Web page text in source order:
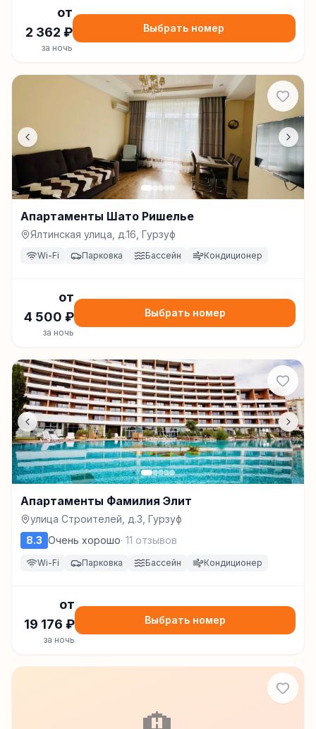
от
2 362 ₽
за ночь
Выбрать номер
Апартаменты Шато Ришелье
Ялтинская улица, д.16, Гурзуф
Wi-Fi Парковка Бассейн Кондиционер
от
4 500 ₽
за ночь
Выбрать номер
Апартаменты Фамилия Элит
улица Строителей, д.3, Гурзуф
8.3 Очень хорошо· 11 отзывов
Wi-Fi Парковка Бассейн Кондиционер
от
19 176 ₽
за ночь
Выбрать номер